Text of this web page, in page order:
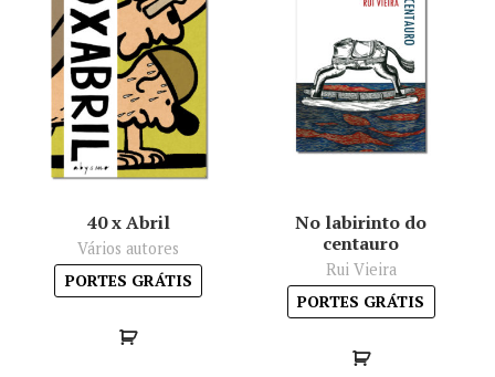
40 x Abril
Vários autores
PORTES GRÁTIS
No labirinto do
centauro
Rui Vieira
PORTES GRÁTIS